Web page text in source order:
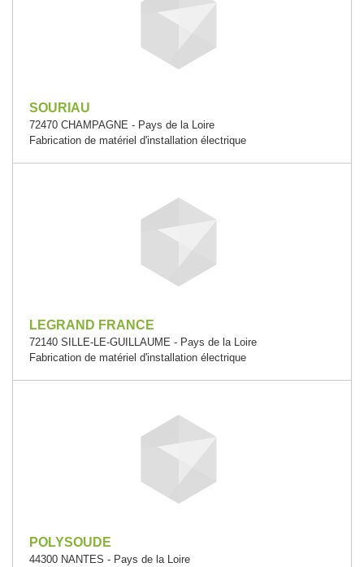
SOURIAU
72470 CHAMPAGNE - Pays de la Loire
Fabrication de matériel d'installation électrique
LEGRAND FRANCE
72140 SILLE-LE-GUILLAUME - Pays de la Loire
Fabrication de matériel d'installation électrique
POLYSOUDE
44300 NANTES - Pays de la Loire